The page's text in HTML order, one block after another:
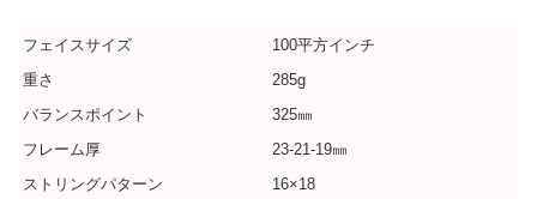
フェイスサイズ
100平方インチ
重さ
285g
バランスポイント
325㎜
フレーム厚
23-21-19㎜
ストリングパターン
16×18